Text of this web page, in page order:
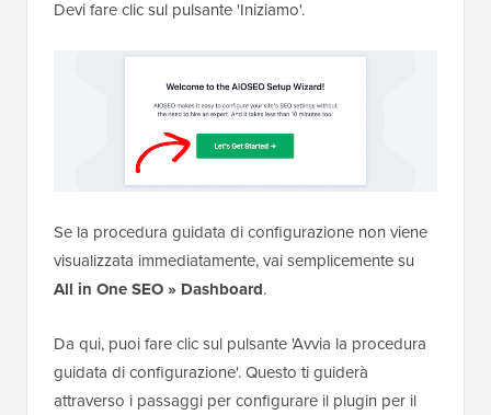
Devi fare clic sul pulsante 'Iniziamo'.
Se la procedura guidata di configurazione non viene
visualizzata immediatamente, vai semplicemente su
All in One SEO » Dashboard.
Da qui, puoi fare clic sul pulsante 'Avvia la procedura
guidata di configurazione'. Questo ti guiderà
attraverso i passaggi per configurare il plugin per il